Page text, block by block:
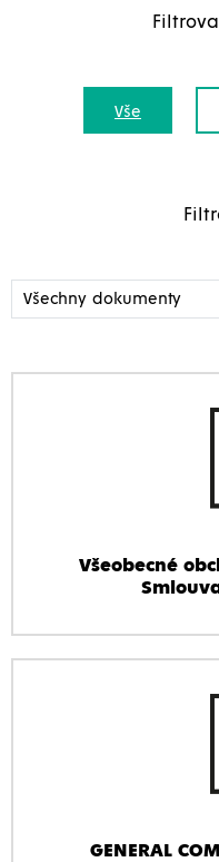
Vše
Všeobecné
GENERAL